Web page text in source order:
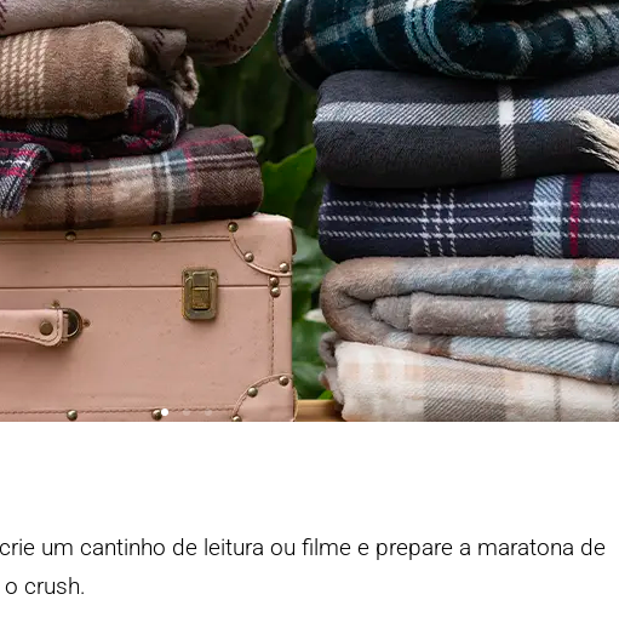
um cantinho de leitura ou filme e prepare a maratona de
crush.